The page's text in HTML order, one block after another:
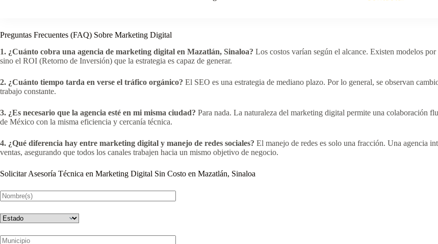
Preguntas Frecuentes (FAQ) Sobre Marketing Digital
1. ¿Cuánto cobra una agencia de marketing digital en Mazatlán, Sinaloa? Los costos varían según el alcance. Existen modelos
sino el ROI (Retorno de Inversión) que la estrategia es capaz de generar.
2. ¿Cuánto tiempo tarda en verse el tráfico orgánico? El SEO es una estrategia de mediano plazo. Por lo general, se observan
trabajo constante.
3. ¿Es necesario que la agencia esté en mi misma ciudad? Para nada. La naturaleza del marketing digital permite una colaboración
de México con la misma eficiencia y cercanía técnica.
4. ¿Qué diferencia hay entre marketing digital y manejo de redes sociales? El manejo de redes es solo una fracción. Una agencia
ventas, asegurando que todos los canales trabajen hacia un mismo objetivo de negocio.
Solicitar Asesoría Técnica en Marketing Digital Sin Costo en Mazatlán, Sinaloa